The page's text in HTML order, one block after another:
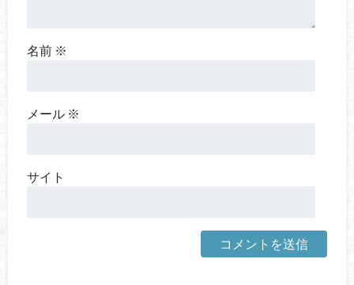
名前 ※
メール ※
サイト